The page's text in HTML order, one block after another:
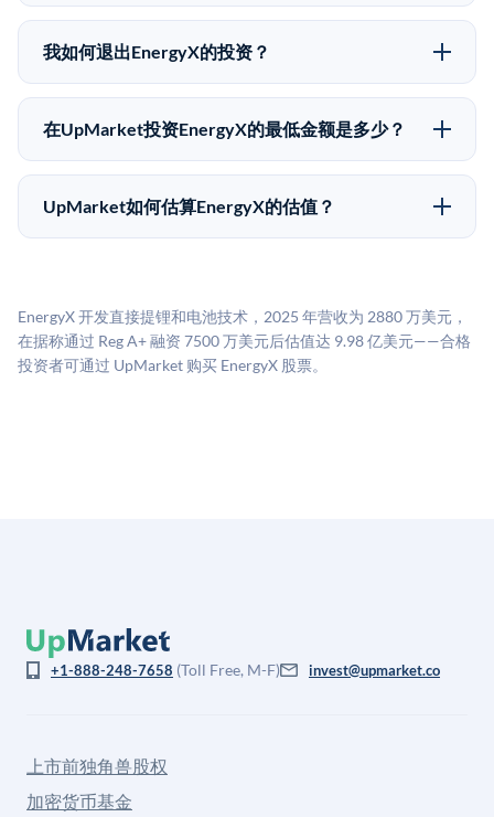
好可能全部损失的准备。私有公司的估值在融资轮次之
间可能大幅波动。投资者应在投资前咨询其财务顾问并
在Pre-IPO交易中，合格投资者通过二级市场平台从现有
股东（如员工、早期投资者或其他持有人）处购买股
为FINRA注册的经纪交易商促成这些交易，代表双方处
理合规、文件和结算事宜。
我如何退出EnergyX的投资？
Pre-IPO持股主要有两种退出途径：在二级市场将股份出
售给其他买家，或持有直到公司完成IPO或被收购。两
市场条件。任何退出的时间都是不可预测的，投资者应
做好多年持有的准备。
在UpMarket投资EnergyX的最低金额是多少？
UpMarket上大多数Pre-IPO产品的最低投资金额为
50,000美元。具体金额可能因产品和股份供应情况而有
UpMarket如何估算EnergyX的估值？
司可比倍数应用私有公司折扣，以反映流动性不足和信
息不对称。此估值不构成投资建议，可能与实际交易价
EnergyX 开发直接提锂和电池技术，2025 年营收为 2880 万美元，
在据称通过 Reg A+ 融资 7500 万美元后估值达 9.98 亿美元——合格
投资者可通过 UpMarket 购买 EnergyX 股票。
+1-888-248-7658 (Toll Free, M-F) invest@upmarket.co
上市前独角兽股权
加密货币基金